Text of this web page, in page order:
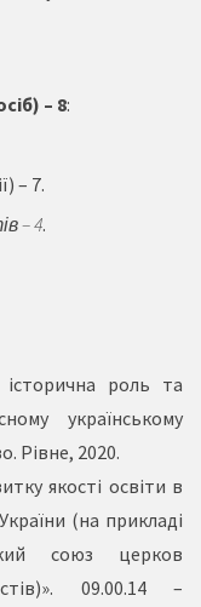
– 8:
– 7.
– 4.
роль та
українському
Рівне, 2020.
якості освіти в
(на прикладі
союз церков
09.00.14 –